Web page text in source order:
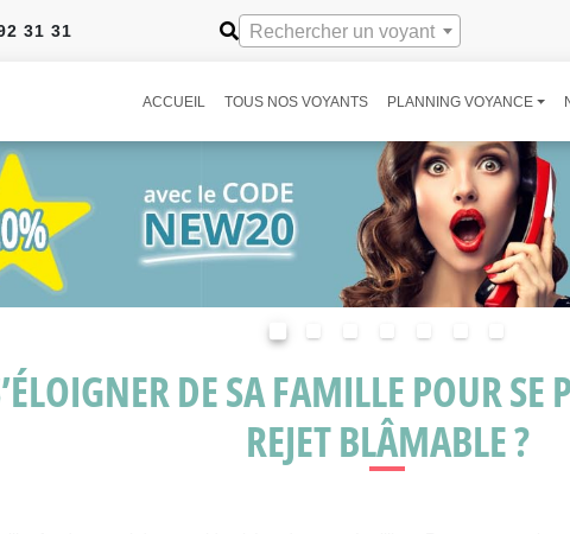
31 31 Rechercher un voyant
ACCUEIL TOUS NOS VOYANTS PLANNING VOYANCE
DE SA FAMILLE POUR SE
REJET BLÂMABLE ?